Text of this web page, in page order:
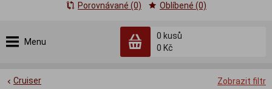
Menu
0 kusů
0 Kč
Porovnávané (0)
Oblíbené (0)
Zobrazit filtr
Cruiser